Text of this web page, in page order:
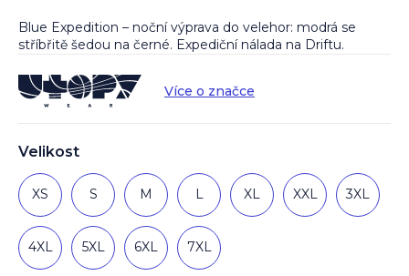
Velikost
XS S M L XL XXL 3XL
4XL 5XL 6XL 7XL
Blue Expedition – noční výprava do velehor: modrá se
stříbřitě šedou na černé. Expediční nálada na Driftu.
Více o značce